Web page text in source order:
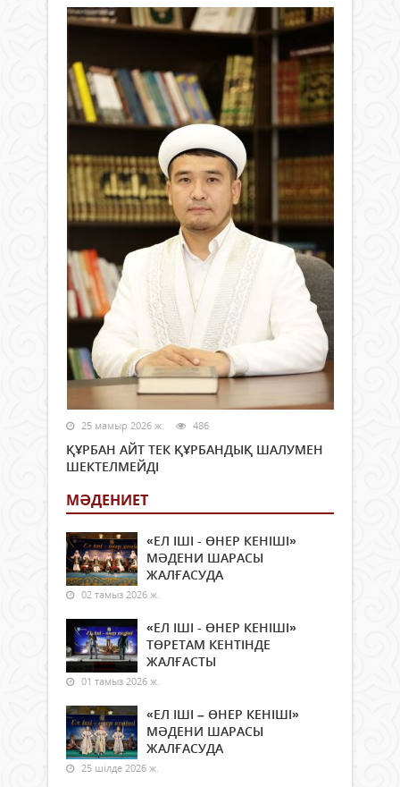
25 мамыр 2026 ж. 486
ҚҰРБАН АЙТ ТЕК ҚҰРБАНДЫҚ ШАЛУМЕН
ШЕКТЕЛМЕЙДІ
МӘДЕНИЕТ
«ЕЛ ІШІ - ӨНЕР КЕНІШІ»
МӘДЕНИ ШАРАСЫ
ЖАЛҒАСУДА
02 тамыз 2026 ж.
«ЕЛ ІШІ - ӨНЕР КЕНІШІ»
ТӨРЕТАМ КЕНТІНДЕ
ЖАЛҒАСТЫ
01 тамыз 2026 ж.
«ЕЛ ІШІ – ӨНЕР КЕНІШІ»
МӘДЕНИ ШАРАСЫ
ЖАЛҒАСУДА
25 шілде 2026 ж.